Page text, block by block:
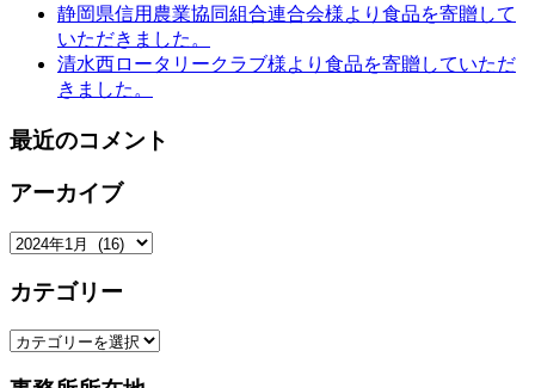
静岡県信用農業協同組合連合会様より食品を寄贈して
いただきました。
清水西ロータリークラブ様より食品を寄贈していただ
きました。
最近のコメント
アーカイブ
ア
カ
ブ
カテゴリー
カ